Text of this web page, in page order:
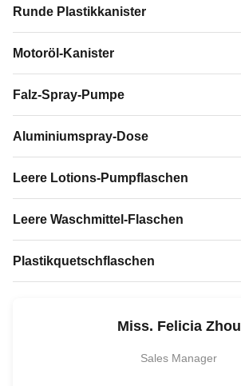
Runde Plastikkanister
Motoröl-Kanister
Falz-Spray-Pumpe
Aluminiumspray-Dose
Leere Lotions-Pumpflaschen
Leere Waschmittel-Flaschen
Plastikquetschflaschen
Miss. Felicia Zhou
Sales Manager